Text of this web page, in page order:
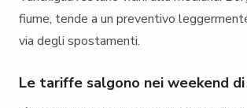
fiume, tende a un preventivo
via degli spostamenti.
Le tariffe salgono nei weekend di